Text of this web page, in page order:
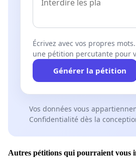
Écrivez avec vos propres
une pétition percutante pour
Générer la pétition
Vos données vous
Confidentialité dès la
Autres pétitions qui pourraient vous